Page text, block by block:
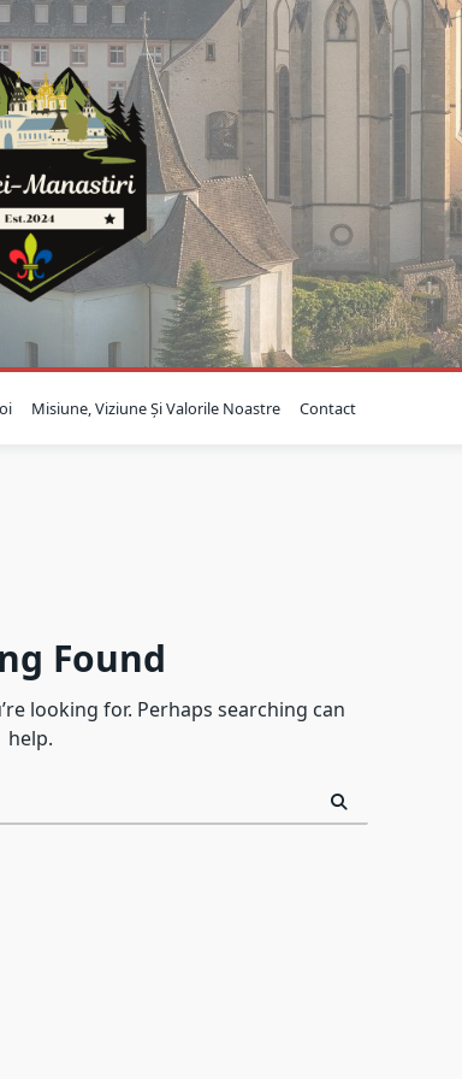
Misiune, Viziune Și Valorile Noastre Contact
Found
looking for. Perhaps searching can
help.